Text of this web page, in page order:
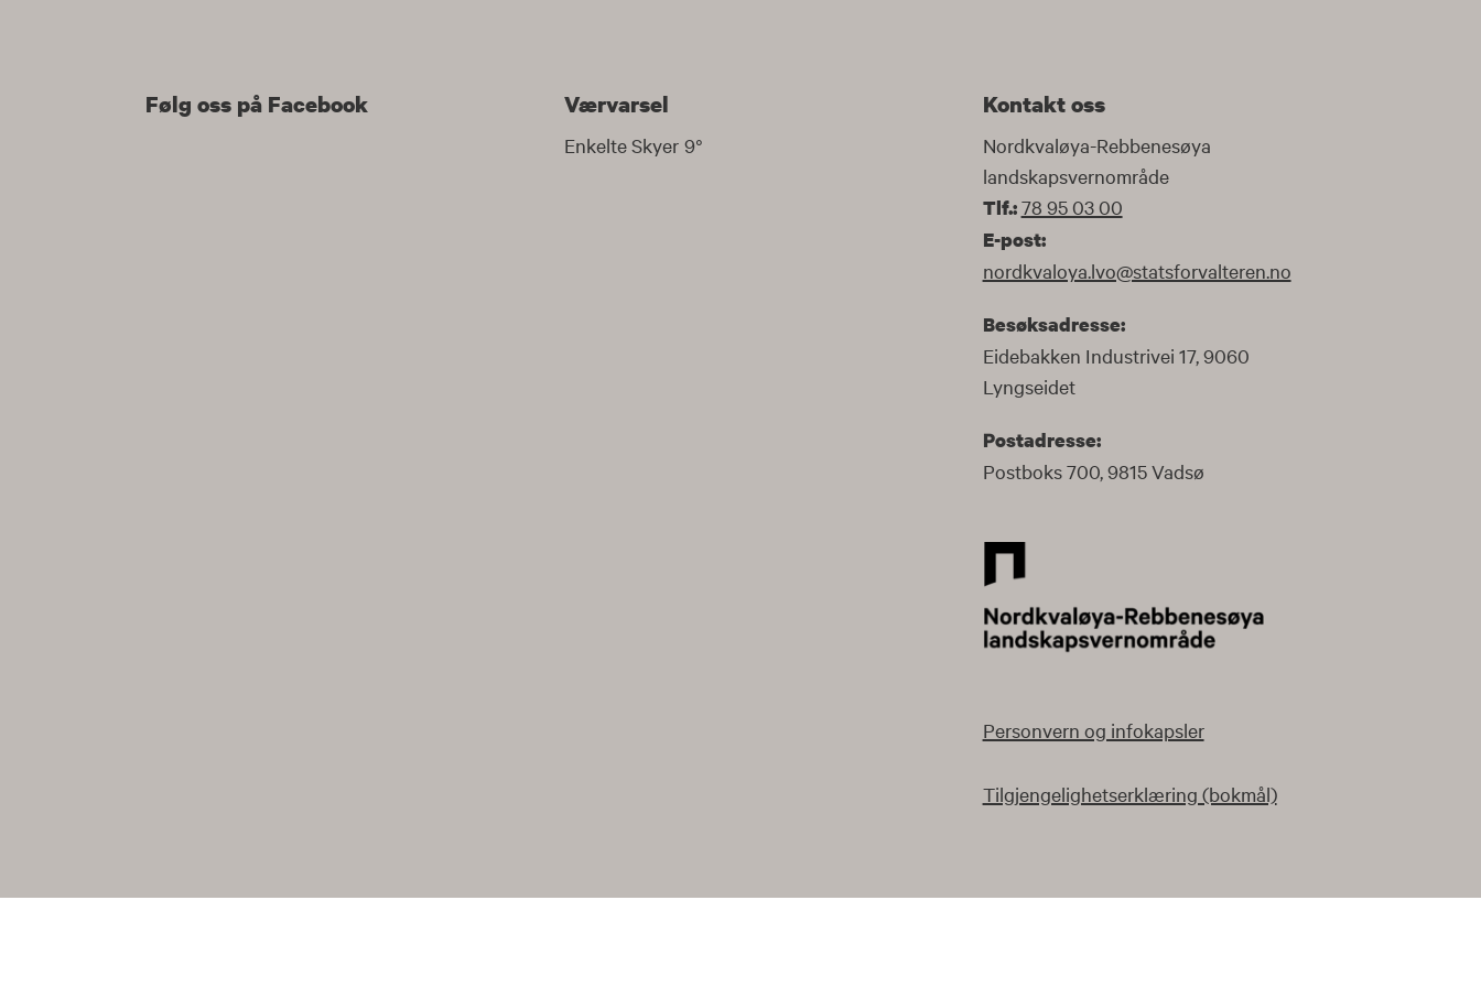
Følg oss på Facebook Værvarsel
9°
Enkelte Skyer
Kontakt oss
Nordkvaløya-Rebbenesøya
landskapsvernområde
Tlf.:78 95 03 00
E-post:
nordkvaloya.lvo@statsforvalteren.no
Besøksadresse:
Eidebakken Industrivei 17, 9060
Lyngseidet
Postadresse:
Postboks 700, 9815 Vadsø
Personvern og infokapsler
Tilgjengelighetserklæring (bokmål)